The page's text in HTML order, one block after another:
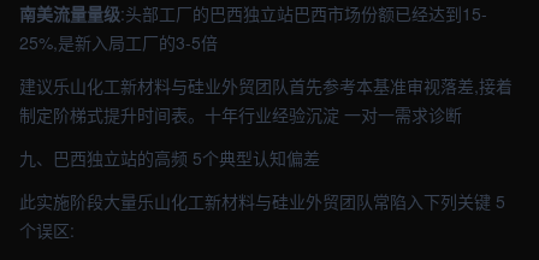
南美流量量级:头部工厂的巴西独立站巴西市场份额已经达到15-
25%,是新入局工厂的3-5倍
建议乐山化工新材料与硅业外贸团队首先参考本基准审视落差,接着
制定阶梯式提升时间表。十年行业经验沉淀 一对一需求诊断
九、巴西独立站的高频 5个典型认知偏差
此实施阶段大量乐山化工新材料与硅业外贸团队常陷入下列关键 5
个误区: